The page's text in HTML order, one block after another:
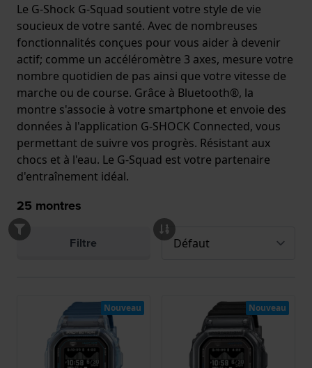
Le G-Shock G-Squad soutient votre style de vie
soucieux de votre santé. Avec de nombreuses
fonctionnalités conçues pour vous aider à devenir
actif; comme un accéléromètre 3 axes, mesure votre
nombre quotidien de pas ainsi que votre vitesse de
marche ou de course. Grâce à Bluetooth®, la
montre s'associe à votre smartphone et envoie des
données à l'application G-SHOCK Connected, vous
permettant de suivre vos progrès. Résistant aux
chocs et à l'eau. Le G-Squad est votre partenaire
d'entraînement idéal.
25 montres
Filtre
Nouveau Nouveau